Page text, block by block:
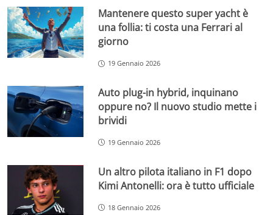
Mantenere questo super yacht è
una follia: ti costa una Ferrari al
giorno
19 Gennaio 2026
Auto plug-in hybrid, inquinano
oppure no? Il nuovo studio mette i
brividi
19 Gennaio 2026
Un altro pilota italiano in F1 dopo
Kimi Antonelli: ora è tutto ufficiale
18 Gennaio 2026